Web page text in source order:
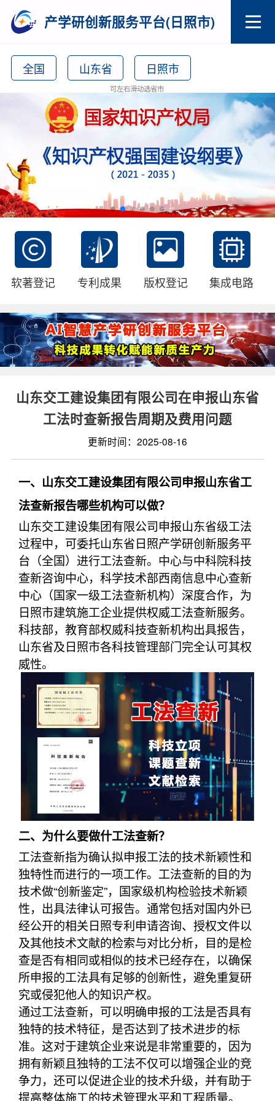
产学研创新服务平台(日照市)
全国 山东省 日照市
可左右滑动选省市
软著登记 专利成果 版权登记 集成电路
山东交工建设集团有限公司在申报山东省
工法时查新报告周期及费用问题
更新时间：2025-08-16
一、山东交工建设集团有限公司申报山东省工
法查新报告哪些机构可以做？
山东交工建设集团有限公司申报山东省级工法
过程中，可委托山东省日照产学研创新服务平
台（全国）进行工法查新。中心与中科院科技
查新咨询中心，科学技术部西南信息中心查新
中心（国家一级工法查新机构）深度合作，为
日照市建筑施工企业提供权威工法查新服务。
科技部，教育部权威科技查新机构出具报告，
山东省及日照市各科技管理部门完全认可其权
威性。
二、为什么要做什工法查新？
工法查新指为确认拟申报工法的技术新颖性和
独特性而进行的一项工作。工法查新的目的为
技术做“创新鉴定”，国家级机构检验技术新颖
性，出具法律认可报告。通常包括对国内外已
经公开的相关日照专利申请咨询、授权文件以
及其他技术文献的检索与对比分析，目的是检
查是否有相同或相似的技术已经存在，以确保
所申报的工法具有足够的创新性，避免重复研
究或侵犯他人的知识产权。
通过工法查新，可以明确申报的工法是否具有
独特的技术特征，是否达到了技术进步的标
准。这对于建筑企业来说是非常重要的，因为
拥有新颖且独特的工法不仅可以增强企业的竞
争力，还可以促进企业的技术升级，并有助于
提高整体施工的技术管理水平和工程质量。